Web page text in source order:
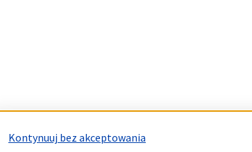
Kontynuuj bez akceptowania